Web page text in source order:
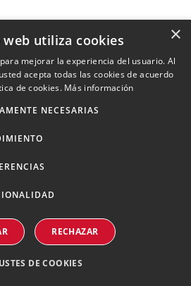
de este
×
web utiliza cookies
mejorar la experiencia del usuario. Al
acepta todas las cookies de acuerdo
de cookies. Más información
NECESARIAS
RECHAZAR
DE COOKIES